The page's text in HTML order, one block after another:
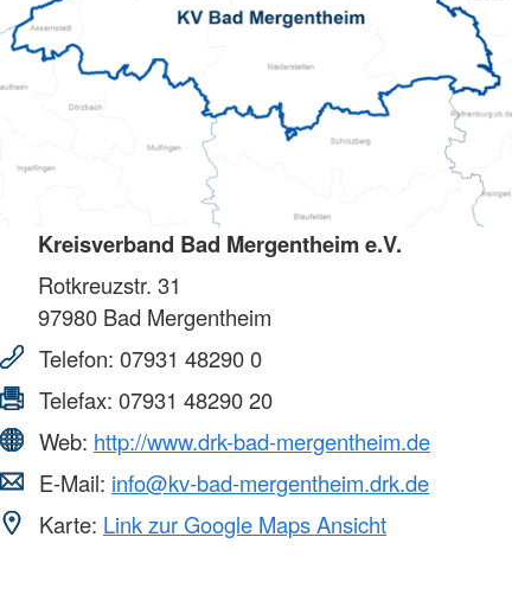
Kreisverband Bad Mergentheim e.V.
Rotkreuzstr. 31
97980 Bad Mergentheim
Telefon: 07931 48290 0
Telefax: 07931 48290 20
Web: http://www.drk-bad-mergentheim.de
E-Mail: info@kv-bad-mergentheim.drk.de
Karte: Link zur Google Maps Ansicht